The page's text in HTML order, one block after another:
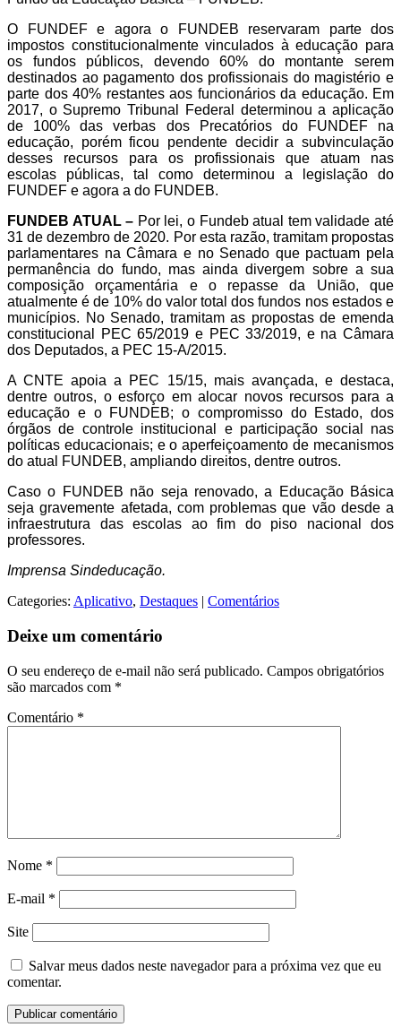
O FUNDEF e agora o FUNDEB reservaram parte dos
impostos constitucionalmente vinculados à educação para
os fundos públicos, devendo 60% do montante serem
destinados ao pagamento dos profissionais do magistério e
parte dos 40% restantes aos funcionários da educação. Em
2017, o Supremo Tribunal Federal determinou a aplicação
de 100% das verbas dos Precatórios do FUNDEF na
educação, porém ficou pendente decidir a subvinculação
desses recursos para os profissionais que atuam nas
escolas públicas, tal como determinou a legislação do
FUNDEF e agora a do FUNDEB.
FUNDEB ATUAL – Por lei, o Fundeb atual tem validade até
31 de dezembro de 2020. Por esta razão, tramitam propostas
parlamentares na Câmara e no Senado que pactuam pela
permanência do fundo, mas ainda divergem sobre a sua
composição orçamentária e o repasse da União, que
atualmente é de 10% do valor total dos fundos nos estados e
municípios. No Senado, tramitam as propostas de emenda
constitucional PEC 65/2019 e PEC 33/2019, e na Câmara
dos Deputados, a PEC 15-A/2015.
A CNTE apoia a PEC 15/15, mais avançada, e destaca,
dentre outros, o esforço em alocar novos recursos para a
educação e o FUNDEB; o compromisso do Estado, dos
órgãos de controle institucional e participação social nas
políticas educacionais; e o aperfeiçoamento de mecanismos
do atual FUNDEB, ampliando direitos, dentre outros.
Caso o FUNDEB não seja renovado, a Educação Básica
seja gravemente afetada, com problemas que vão desde a
infraestrutura das escolas ao fim do piso nacional dos
professores.
Imprensa Sindeducação.
Categories: Aplicativo, Destaques | Comentários
Deixe um comentário
O seu endereço de e-mail não será publicado. Campos obrigatórios
são marcados com *
Comentário *
Nome *
E-mail *
Site
Salvar meus dados neste navegador para a próxima vez que eu
comentar.